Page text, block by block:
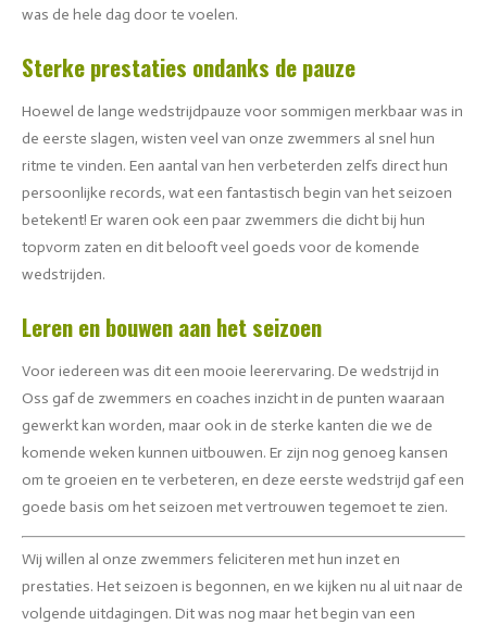
was de hele dag door te voelen.
Sterke prestaties ondanks de pauze
Hoewel de lange wedstrijdpauze voor sommigen merkbaar was in
de eerste slagen, wisten veel van onze zwemmers al snel hun
ritme te vinden. Een aantal van hen verbeterden zelfs direct hun
persoonlijke records, wat een fantastisch begin van het seizoen
betekent! Er waren ook een paar zwemmers die dicht bij hun
topvorm zaten en dit belooft veel goeds voor de komende
wedstrijden.
Leren en bouwen aan het seizoen
Voor iedereen was dit een mooie leerervaring. De wedstrijd in
Oss gaf de zwemmers en coaches inzicht in de punten waaraan
gewerkt kan worden, maar ook in de sterke kanten die we de
komende weken kunnen uitbouwen. Er zijn nog genoeg kansen
om te groeien en te verbeteren, en deze eerste wedstrijd gaf een
goede basis om het seizoen met vertrouwen tegemoet te zien.
Wij willen al onze zwemmers feliciteren met hun inzet en
prestaties. Het seizoen is begonnen, en we kijken nu al uit naar de
volgende uitdagingen. Dit was nog maar het begin van een